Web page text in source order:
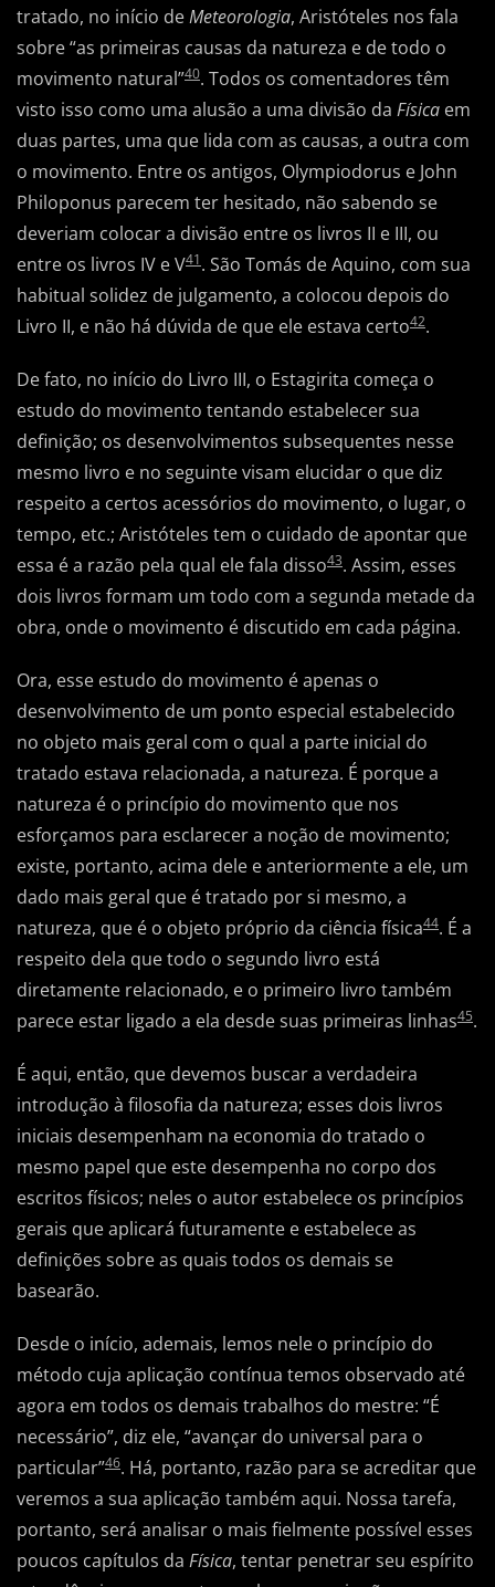
tratado, no início deMeteorologia, Aristóteles nos fala
sobre “as primeiras causas da natureza e de todo o
movimento natural”40. Todos os comentadores têm
visto isso como uma alusão a uma divisão da Física em
duas partes, uma que lida com as causas, a outra com
o movimento. Entre os antigos, Olympiodorus e John
Philoponus parecem ter hesitado, não sabendo se
deveriam colocar a divisão entre os livros II e III, ou
entre os livros IV e V41. São Tomás de Aquino, com sua
habitual solidez de julgamento, a colocou depois do
Livro II, e não há dúvida de que ele estava certo42.
De fato, no início do Livro III, o Estagirita começa o
estudo do movimento tentando estabelecer sua
definição; os desenvolvimentos subsequentes nesse
mesmo livro e no seguinte visam elucidar o que diz
respeito a certos acessórios do movimento, o lugar, o
tempo, etc.; Aristóteles tem o cuidado de apontar que
essa é a razão pela qual ele fala disso43. Assim, esses
dois livros formam um todo com a segunda metade da
obra, onde o movimento é discutido em cada página.
Ora, esse estudo do movimento é apenas o
desenvolvimento de um ponto especial estabelecido
no objeto mais geral com o qual a parte inicial do
tratado estava relacionada, a natureza. É porque a
natureza é o princípio do movimento que nos
esforçamos para esclarecer a noção de movimento;
existe, portanto, acima dele e anteriormente a ele, um
dado mais geral que é tratado por si mesmo, a
natureza, que é o objeto próprio da ciência física44. É a
respeito dela que todo o segundo livro está
diretamente relacionado, e o primeiro livro também
parece estar ligado a ela desde suas primeiras linhas45.
É aqui, então, que devemos buscar a verdadeira
introdução à filosofia da natureza; esses dois livros
iniciais desempenham na economia do tratado o
mesmo papel que este desempenha no corpo dos
escritos físicos; neles o autor estabelece os princípios
gerais que aplicará futuramente e estabelece as
definições sobre as quais todos os demais se
basearão.
Desde o início, ademais, lemos nele o princípio do
método cuja aplicação contínua temos observado até
agora em todos os demais trabalhos do mestre: “É
necessário”, diz ele, “avançar do universal para o
particular”46. Há, portanto, razão para se acreditar que
veremos a sua aplicação também aqui. Nossa tarefa,
portanto, será analisar o mais fielmente possível esses
poucos capítulos da Física, tentar penetrar seu espírito